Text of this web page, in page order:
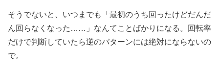
そうでないと、いつまでも「最初のうち回ったけどだんだ
ん回らな くなった……」なんてことばかりになる。回転率
だけで判断していた ら逆のパターンには絶対にならないの
で。